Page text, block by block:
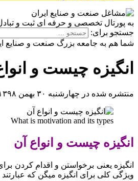
به پورتال تخصصی و حرفه ای ثبت و
جستجو برای:
شما هم به جامعه بزرگ صنعت و صنایع
انگیزه چیست و
منتشره شده در چهارشنبه ۳۰ بهمن ۱۳۹۸
What is motivation and its types
انگیزه چیست و انواع آن
انگیزه یعنی برخواستن و اقدام کردن
ویژگی کلی برای انگیزه میگن که عبارتند